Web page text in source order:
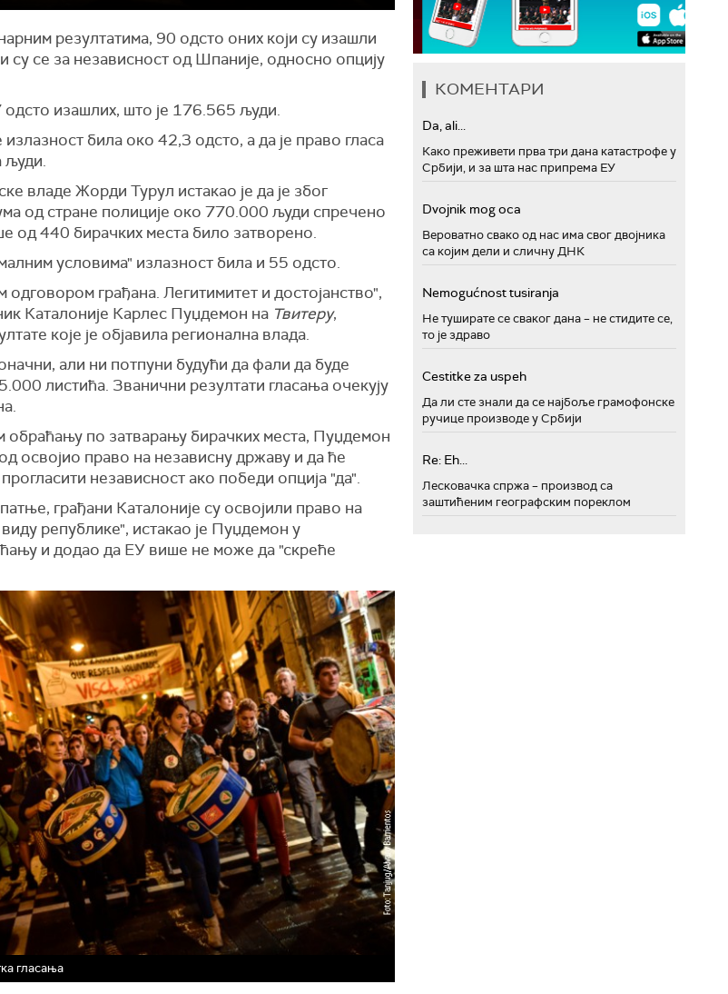
резултатима, 90 одсто оних који су изашли
су се за независност од Шпаније, односно опцију
изашлих, што је 176.565 људи.
излазност била око 42,3 одсто, а да је право гласа
људи.
владе Жорди Турул истакао је да је због
од стране полиције око 770.000 људи спречено
од 440 бирачких места било затворено.
условима" излазност била и 55 одсто.
грађана. Легитимитет и достојанство",
Каталоније Карлес Пуџдемон на Твитеру,
које је објавила регионална влада.
али ни потпуни будући да фали да буде
листића. Званични резултати гласања очекују
по затварању бирачких места, Пуџдемон
освојио право на независну државу и да ће
независност ако победи опција "да".
грађани Каталоније су освојили право на
републике", истакао је Пуџдемон у
и додао да ЕУ више не може да "скреће
гласања
КОМЕНТАРИ
Da, ali...
Како преживети прва три дана катастрофе у
Србији, и за шта нас припрема ЕУ
Dvojnik mog oca
Вероватно свако од нас има свог двојника
са којим дели и сличну ДНК
Nemogućnost tusiranja
Не туширате се сваког дана – не стидите се,
то је здраво
Cestitke za uspeh
Да ли сте знали да се најбоље грамофонске
ручице производе у Србији
Re: Eh...
Лесковачка спржа – производ са
заштићеним географским пореклом